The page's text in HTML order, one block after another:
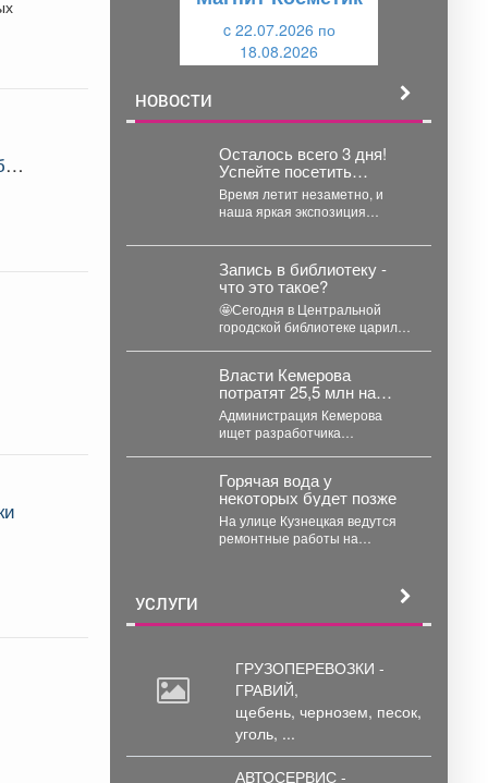
c 22.07.2026 по
18.08.2026
НОВОСТИ
Осталось всего 3 дня!
Успейте посетить
выставку «Мастер
золотые руки»
Время летит незаметно, и
наша яркая экспозиция
прямую. Уже в эту пятницу...
Запись в библиотеку -
что это такое?
🤩Сегодня в Центральной
городской библиотеке царила
очередь из новых читателей,...
Власти Кемерова
потратят 25,5 млн на
платформу для прогноза
загрязнений
Администрация Кемерова
ищет разработчика
отслеживания
распространения загрязнений
в воздухе города....
Горячая вода у
некоторых будет позже
На улице Кузнецкая ведутся
ремонтные работы на
УСЛУГИ
ГРУЗОПЕРЕВОЗКИ -
ГРАВИЙ,
щебень, чернозем, песок,
уголь, ...
АВТОСЕРВИС -